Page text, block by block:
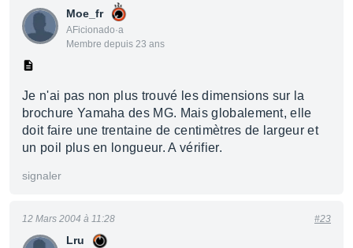
Moe_fr
AFicionado·a
Membre depuis 23 ans
Je n'ai pas non plus trouvé les dimensions sur la
brochure Yamaha des MG. Mais globalement, elle
doit faire une trentaine de centimètres de largeur et
un poil plus en longueur. A vérifier.
signaler
Lru
12 Mars 2004 à 11:28 #23